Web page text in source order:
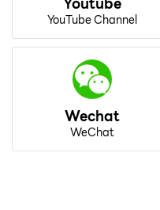
YouTube Channel
Wechat
WeChat